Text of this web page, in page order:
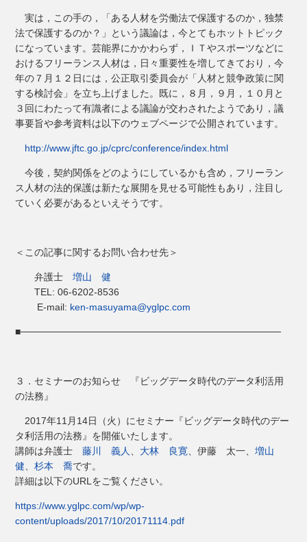
実は，この手の，「ある人材を労働法で保護するのか，独禁
法で保護するのか？」という議論は，今とてもホットトピック
になっています。芸能界にかかわらず，ＩＴやスポーツなどに
おけるフリーランス人材は，日々重要性を増してきており，今
年の７月１２日には，公正取引委員会が「人材と競争政策に関
する検討会」を立ち上げました。既に，８月，９月，１０月と
３回にわたって有識者による議論が交わされたようであり，議
事要旨や参考資料は以下のウェブページで公開されています。
http://www.jftc.go.jp/cprc/conference/index.html
今後，契約関係をどのようにしているかも含め，フリーラン
ス人材の法的保護は新たな展開を見せる可能性もあり，注目し
ていく必要があるといえそうです。
＜この記事に関するお問い合わせ先＞
弁護士増山 健
TEL: 06-6202-8536
E-mail: ken-masuyama@yglpc.com
■──────────────────────────────────────
３．セミナーのお知らせ 『ビッグデータ時代のデータ利活用
の法務』
2017年11月14日（火）にセミナー『ビッグデータ時代のデー
タ利活用の法務』を開催いたします。
講師は弁護士藤川 義人 大林 良寛 、伊藤 太一、増山
健 、杉本 喬です。
詳細は以下のURLをご覧ください。
https://www.yglpc.com/wp/wp-
content/uploads/2017/10/20171114.pdf